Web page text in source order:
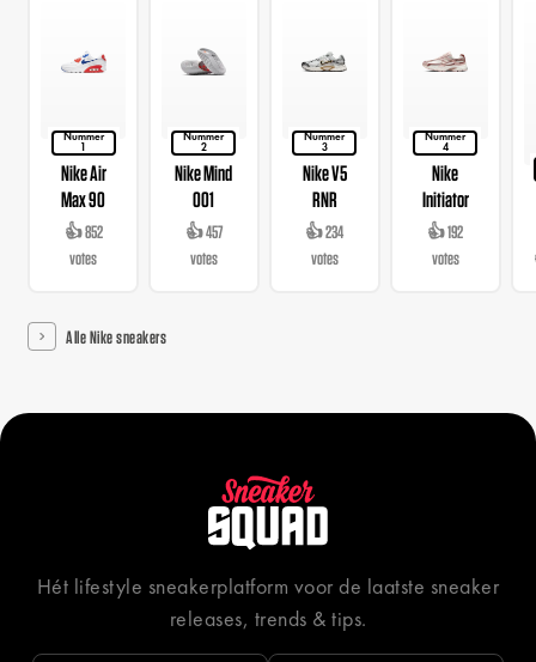
Nummer
1
Nike Air
Max 90
👍 852
votes
Nummer
2
Nike Mind
001
👍 457
votes
Nummer
3
Nike V5
RNR
👍 234
votes
Nummer
4
Nike
Initiator
👍 192
votes
Alle Nike sneakers
Hét lifestyle sneakerplatform voor de laatste sneaker
releases, trends & tips.